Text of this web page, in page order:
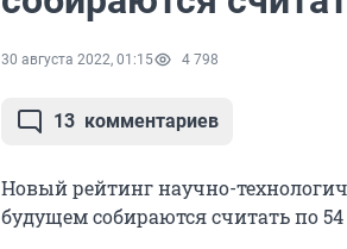
30 августа 2022, 01:15 4 798
13 комментариев
Новый рейтинг научно-
будущем собираются считать по